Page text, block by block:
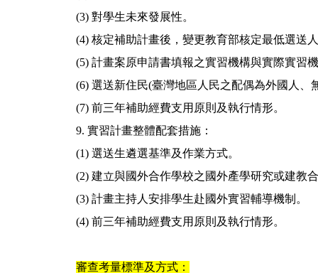
(3) 對學生未來發展性。
(4) 核定補助計畫後，變更教育部核定最低選送
(5) 計畫案原申請書填報之實習機構與實際實習
(6) 選送新住民(臺灣地區人民之配偶為外國人、
(7) 前三年補助經費支用原則及執行情形。
9. 實習計畫整體配套措施：
(1) 選送生遴選基準及作業方式。
(2) 建立與國外合作學校之國外產學研究或建教
(3) 計畫主持人安排學生赴國外實習輔導機制。
(4) 前三年補助經費支用原則及執行情形。
審查考量標準及方式：